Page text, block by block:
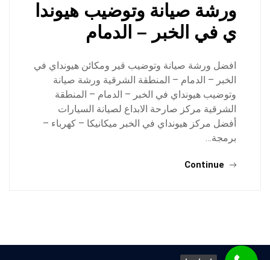
ورشة صيانة وتوضيب هيوندا
ي في الخبر – الدمام
افضل ورشة صيانة وتوضيب قير ومكائن هيونداي في
الخبر – الدمام – المنطقة الشرقية ورشة صيانة
وتوضيب هيونداي في الخبر – الدمام – المنطقة
الشرقية مركز صارحة الابداع لصيانة السيارات
أفضل مركز هيونداي في الخبر ميكانيكا – كهرباء –
برمجة…
Continue